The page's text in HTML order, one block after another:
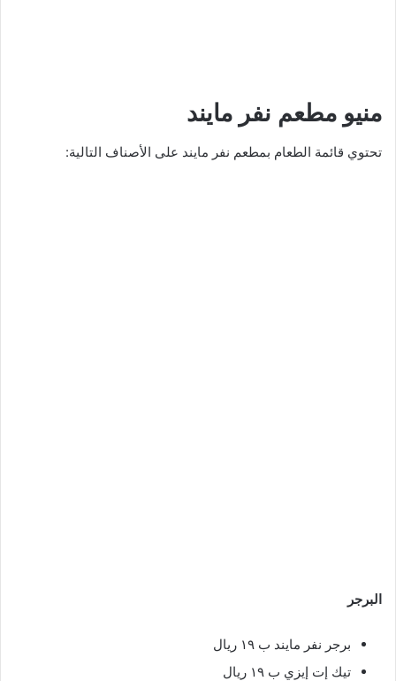
منيو مطعم نفر مايند
تحتوي قائمة الطعام بمطعم نفر مايند على الأصناف التالية:
البرجر
برجر نفر مايند ب ١٩ ريال
تيك إت إيزي ب ١٩ ريال